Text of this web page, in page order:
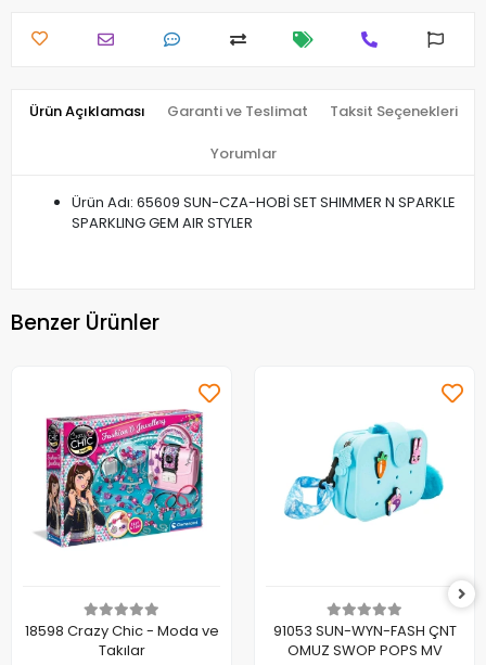
Ürün Açıklaması Garanti ve Teslimat Taksit Seçenekleri
Yorumlar
Ürün Adı: 65609 SUN-CZA-HOBİ SET SHIMMER N SPARKLE
SPARKLING GEM AIR STYLER
Benzer Ürünler
Sepete Ekle
18598 Crazy Chic - Moda ve
Takılar
Sepete Ekle
91053 SUN-WYN-FASH ÇNT
OMUZ SWOP POPS MV